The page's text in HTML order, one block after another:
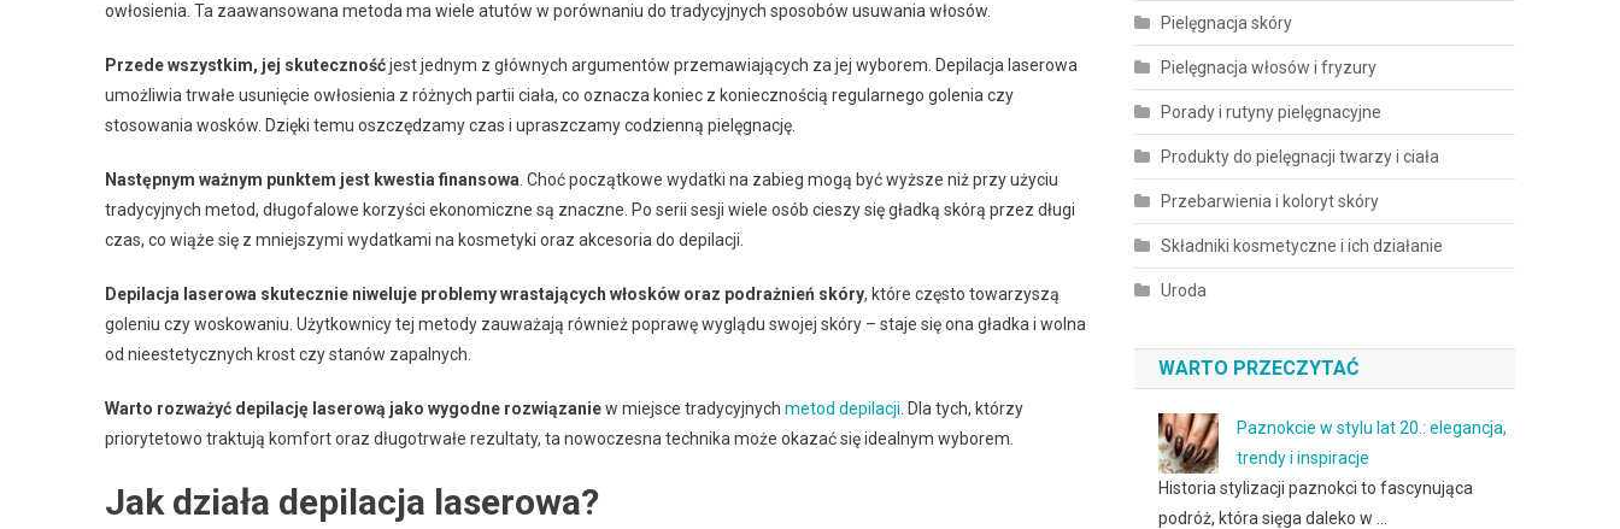
owłosienia. Ta zaawansowana metoda ma wiele atutów w porównaniu do tradycyjnych sposobów usuwania włosów.
Przede wszystkim, jej skutecznośćjest jednym z głównych argumentów przemawiających za jej wyborem. Depilacja laserowa
umożliwia trwałe usunięcie owłosienia z różnych partii ciała, co oznacza koniec z koniecznością regularnego golenia czy
stosowania wosków. Dzięki temu oszczędzamy czas i upraszczamy codzienną pielęgnację.
Następnym ważnym punktem jest kwestia finansowa . Choć początkowe wydatki na zabieg mogą być wyższe niż przy użyciu
tradycyjnych metod, długofalowe korzyści ekonomiczne są znaczne. Po serii sesji wiele osób cieszy się gładką skórą przez długi
czas, co wiąże się z mniejszymi wydatkami na kosmetyki oraz akcesoria do depilacji.
Depilacja laserowa skutecznie niweluje problemy wrastających włosków oraz podrażnień skóry, które często towarzyszą
goleniu czy woskowaniu. Użytkownicy tej metody zauważają również poprawę wyglądu swojej skóry – staje się ona gładka i wolna
od nieestetycznych krost czy stanów zapalnych.
Warto rozważyć depilację laserową jako wygodne rozwiązaniew miejsce tradycyjnych metod depilacji . Dla tych, którzy
priorytetowo traktują komfort oraz długotrwałe rezultaty, ta nowoczesna technika może okazać się idealnym wyborem.
Jak działa depilacja laserowa?
Pielęgnacja skóry
Pielęgnacja włosów i fryzury
Porady i rutyny pielęgnacyjne
Produkty do pielęgnacji twarzy i ciała
Przebarwienia i koloryt skóry
Składniki kosmetyczne i ich działanie
Uroda
WARTO PRZECZYTAĆ
Paznokcie w stylu lat 20.: elegancja,
trendy i inspiracje
Historia stylizacji paznokci to fascynująca
podróż, która sięga daleko w …